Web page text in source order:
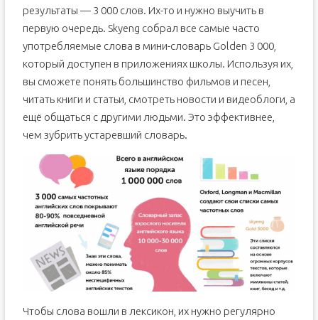
результаты — 3 000 слов. Их-то и нужно выучить в
первую очередь. Skyeng собрал все самые часто
употребляемые слова в мини-словарь Golden 3 000,
который доступен в приложениях школы. Используя их,
вы сможете понять большинство фильмов и песен,
читать книги и статьи, смотреть новости и видеоблоги, а
ещё общаться с другими людьми. Это эффективнее,
чем зубрить устаревший словарь.
Чтобы слова вошли в лексикон, их нужно регулярно